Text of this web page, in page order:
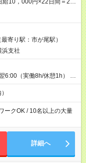
給10，000円×22日間＝22
円支給！ ◆昇給あり 資格
自動車通勤・バイク通勤
て、早く仕事を終えるほ
を楽しめるスキームをご
間】試用期間なし
寄り駅：市が尾駅）
浜支社
6:00（実働8h/休憩1h） ※
◆希望のシフトで働け
相談下さい。 週1日、月1
ークOK / 10名以上の大量
詳細へ